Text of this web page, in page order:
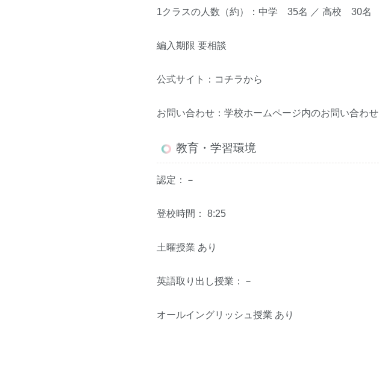
1クラスの人数（約）：中学 35名 ／ 高校 30名
編入期限 要相談
公式サイト： コチラから
お問い合わせ：学校ホームページ内のお問い合わせ
教育・学習環境
認定：－
登校時間： 8:25
土曜授業 あり
英語取り出し授業：－
オールイングリッシュ授業 あり